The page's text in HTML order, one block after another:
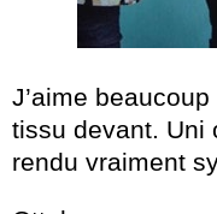
J’aime
tissu devant. Uni
rendu vraiment